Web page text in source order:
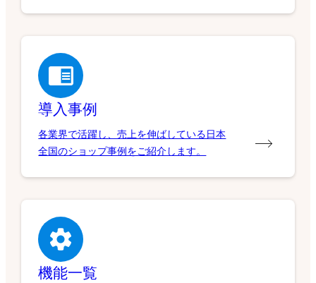
導入事例
各業界で活躍し、売上を伸ばしている日本
全国のショップ事例をご紹介します。
機能一覧